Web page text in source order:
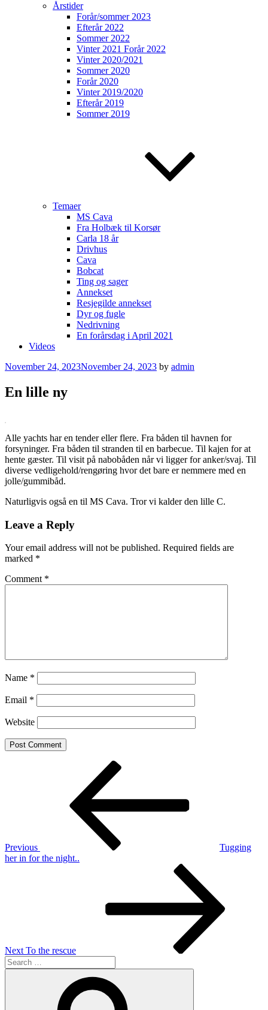
Årstider
Forår/sommer 2023
Efterår 2022
Sommer 2022
Vinter 2021 Forår 2022
Vinter 2020/2021
Sommer 2020
Forår 2020
Vinter 2019/2020
Efterår 2019
Sommer 2019
Temaer
MS Cava
Fra Holbæk til Korsør
Carla 18 år
Drivhus
Cava
Bobcat
Ting og sager
Annekset
Resjegilde annekset
Dyr og fugle
Nedrivning
En forårsdag i April 2021
Videos
Posted
November 24, 2023November 24, 2023 by admin
En lille ny
Alle yachts har en tender eller flere. Fra båden til havnen for
forsyninger. Fra båden til stranden til en barbecue. Til kajen for at
hente gæster. Til visit på nabobåden når vi ligger for anker/svaj. Til
diverse vedligehold/rengøring hvor det bare er nemmere med en
jolle/gummibåd.
Naturligvis også en til MS Cava. Tror vi kalder den lille C.
Leave a Reply
Your email address will not be published. Required fields are
marked *
Comment *
Name *
Email *
Website
Previous
Tugging
her in for the night..
Next To the rescue
Search
for: